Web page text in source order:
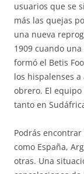
usuarios que se
más las quejas
una nueva
1909 cuando
formó el Betis
los hispalenses
obrero. El
tanto en
Podrás
como España,
otras. Una